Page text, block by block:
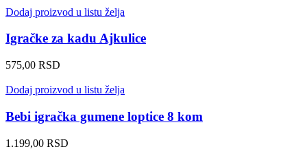
Dodaj proizvod u listu želja
Igračke za kadu Ajkulice
575,00 RSD
Dodaj proizvod u listu želja
Bebi igračka gumene loptice 8 kom
1.199,00 RSD